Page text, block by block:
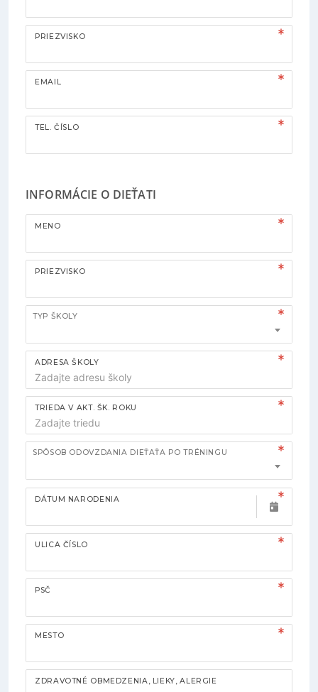
PRIEZVISKO
EMAIL
TEL. ČÍSLO
INFORMÁCIE O DIEŤATI
MENO
PRIEZVISKO
TYP ŠKOLY
ADRESA ŠKOLY
TRIEDA V AKT. ŠK. ROKU
SPÔSOB ODOVZDANIA DIEŤAŤA PO TRÉNINGU
DÁTUM NARODENIA
ULICA ČÍSLO
PSČ
MESTO
ZDRAVOTNÉ OBMEDZENIA, LIEKY, ALERGIE